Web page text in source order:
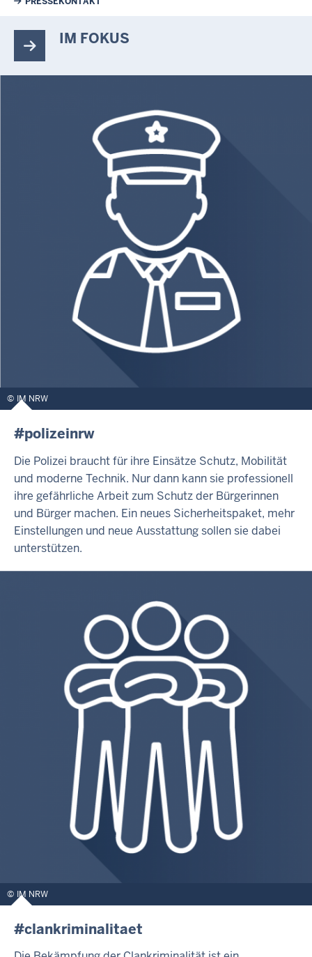
IM FOKUS
IM NRW
#polizeinrw
Die Polizei braucht für ihre Einsätze Schutz, Mobilität
und moderne Technik. Nur dann kann sie professionell
ihre gefährliche Arbeit zum Schutz der Bürgerinnen
und Bürger machen. Ein neues Sicherheitspaket, mehr
Einstellungen und neue Ausstattung sollen sie dabei
unterstützen.
IM NRW
#clankriminalitaet